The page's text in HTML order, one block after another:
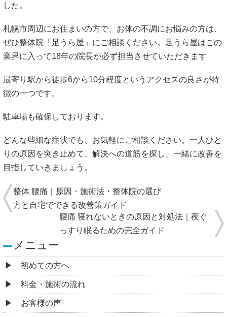
した。
札幌市周辺にお住まいの方で、お体の不調にお悩みの方は、
ぜひ整体院「足うら屋」にご相談ください。足うら屋はこの
業界に入って18年の院長が必ず担当させていただきます
最寄り駅から徒歩6から10分程度というアクセスの良さが特
徴の一つです。
駐車場も確保しております。
どんな些細な症状でも、お気軽にご相談ください。一人ひと
りの原因を突き止めて、解決への道筋を探し、一緒に改善を
目指していきましょう。
整体 腰痛｜原因・施術法・整体院の選び
方と自宅でできる改善策ガイド
腰痛 寝れないときの原因と対処法｜夜ぐ
っすり眠るための完全ガイド
メニュー
初めての方へ
料金・施術の流れ
お客様の声